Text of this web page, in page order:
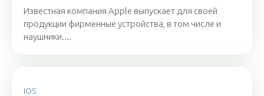
Известная компания Apple выпускает для своей
продукции фирменные устройства, в том числе и
наушники....
IOS